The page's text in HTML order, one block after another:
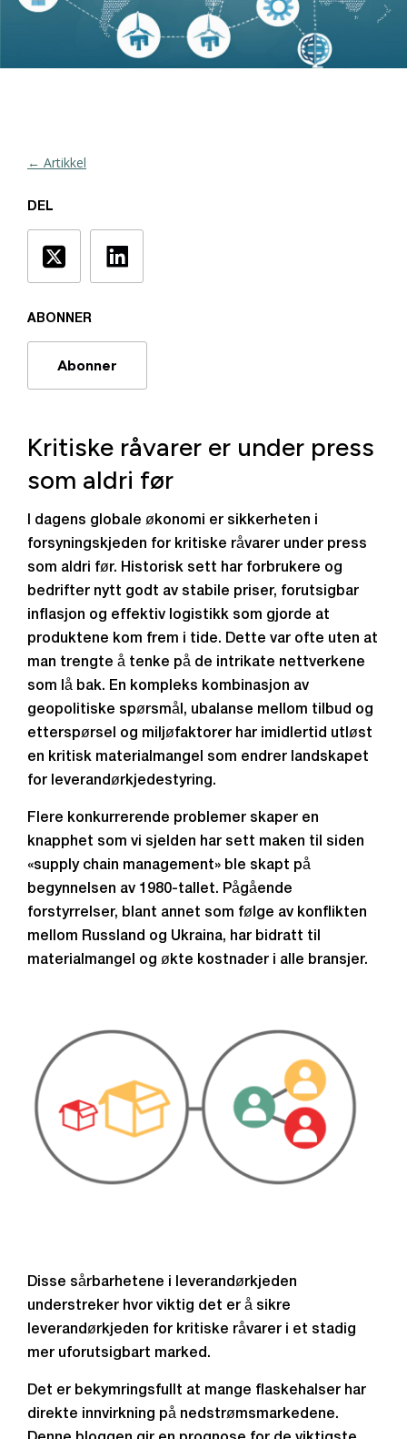
← Artikkel
DEL
ABONNER
Abonner
Kritiske råvarer er under press
som aldri før
I dagens globale økonomi er sikkerheten i
forsyningskjeden for kritiske råvarer under press
som aldri før. Historisk sett har forbrukere og
bedrifter nytt godt av stabile priser, forutsigbar
inflasjon og effektiv logistikk som gjorde at
produktene kom frem i tide. Dette var ofte uten at
man trengte å tenke på de intrikate nettverkene
som lå bak. En kompleks kombinasjon av
geopolitiske spørsmål, ubalanse mellom tilbud og
etterspørsel og miljøfaktorer har imidlertid utløst
en kritisk materialmangel som endrer landskapet
for leverandørkjedestyring.
Flere konkurrerende problemer skaper en
knapphet som vi sjelden har sett maken til siden
«supply chain management» ble skapt på
begynnelsen av 1980-tallet. Pågående
forstyrrelser, blant annet som følge av konflikten
mellom Russland og Ukraina, har bidratt til
materialmangel og økte kostnader i alle bransjer.
Disse sårbarhetene i leverandørkjeden
understreker hvor viktig det er å sikre
leverandørkjeden for kritiske råvarer i et stadig
mer uforutsigbart marked.
Det er bekymringsfullt at mange flaskehalser har
direkte innvirkning på nedstrømsmarkedene.